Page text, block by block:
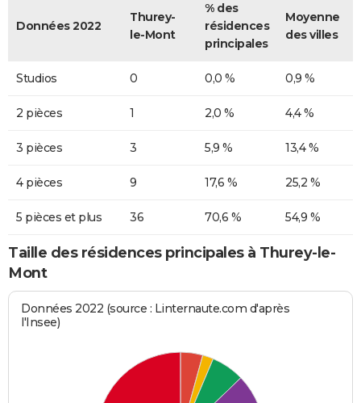
Données 2022
Thurey-
le-Mont
% des
résidences
principales
Moyenne
des villes
Studios 0 0,0 % 0,9 %
2 pièces 1 2,0 % 4,4 %
3 pièces 3 5,9 % 13,4 %
4 pièces 9 17,6 % 25,2 %
5 pièces et plus 36 70,6 % 54,9 %
Taille des résidences principales à Thurey-le-
Mont
Données 2022 (source : Linternaute.com d'après
l'Insee)